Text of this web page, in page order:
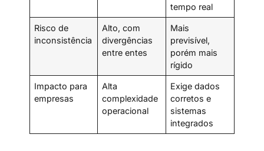
tempo real
Risco de
inconsistência
Alto, com
divergências
entre entes
Mais
previsível,
porém mais
rígido
Impacto para
empresas
Alta
complexidade
operacional
Exige dados
corretos e
sistemas
integrados